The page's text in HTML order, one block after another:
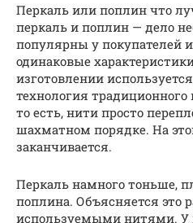
Перкаль или поплин что
перкаль и поплин — дело
популярны у покупателей
одинаковые
изготовлении
технология
то есть, нити просто
шахматном порядке. На
заканчивается.
Перкаль намного тоньше,
поплина. Объясняется это
используемыми нитями. У